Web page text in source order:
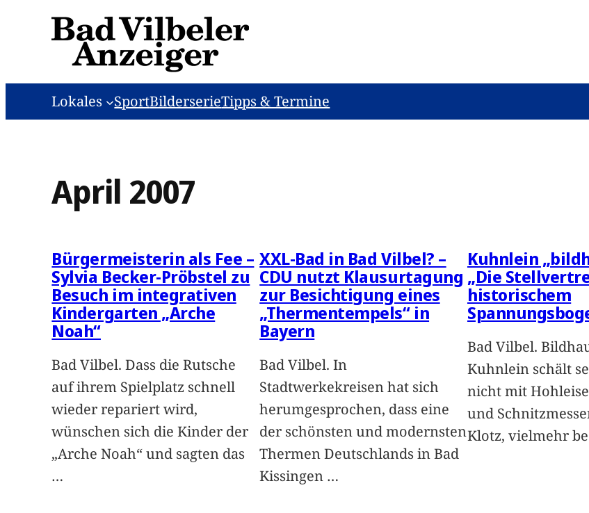
Lokales SportBilderserieTipps & Termine
April 2007
Bürgermeisterin als Fee –
Sylvia Becker-Pröbstel zu
Besuch im integrativen
Kindergarten „Arche
Noah“
Bad Vilbel. Dass die Rutsche
auf ihrem Spielplatz schnell
wieder repariert wird,
wünschen sich die Kinder der
„Arche Noah“ und sagten das
…
XXL-Bad in Bad Vilbel? –
CDU nutzt Klausurtagung
zur Besichtigung eines
„Thermentempels“ in
Bayern
Bad Vilbel. In
Stadtwerkekreisen hat sich
herumgesprochen, dass eine
der schönsten und modernsten
Thermen Deutschlands in Bad
Kissingen …
Kuhnlein
„Die
historischem
Bad Vilbel.
Kuhnlein schält
nicht mit
und
Klotz, vielmehr